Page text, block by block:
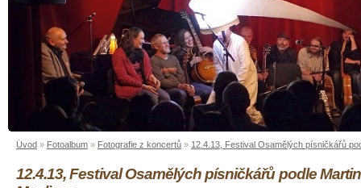
Úvod » Fotoalbum » Fotografie z koncertů » 12.4.13, Festival Osamělých písničkářů
12.4.13, Festival Osamělých písničkářů podle